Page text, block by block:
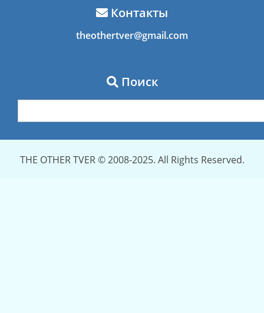
Контакты
theothertver@gmail.com
Поиск
THE OTHER TVER © 2008-2025. All Rights Reserved.